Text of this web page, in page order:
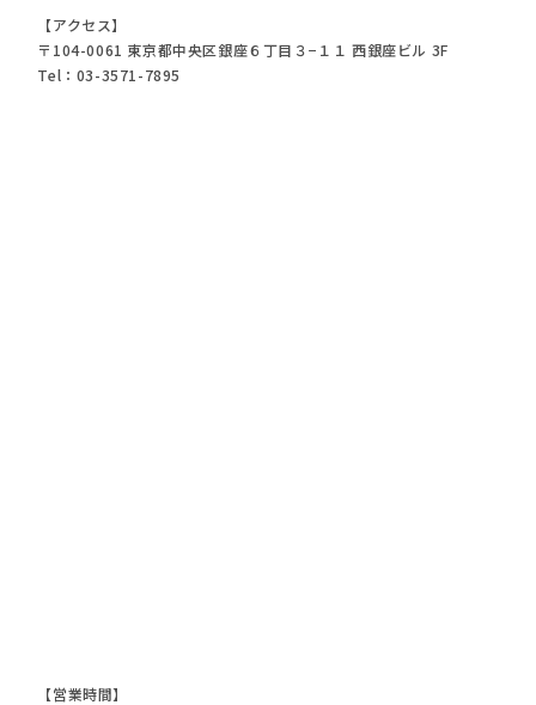
【アクセス】
〒104-0061 東京都中央区銀座６丁目３−１１ 西銀座ビル 3F
Tel：03-3571-7895
【営業時間】